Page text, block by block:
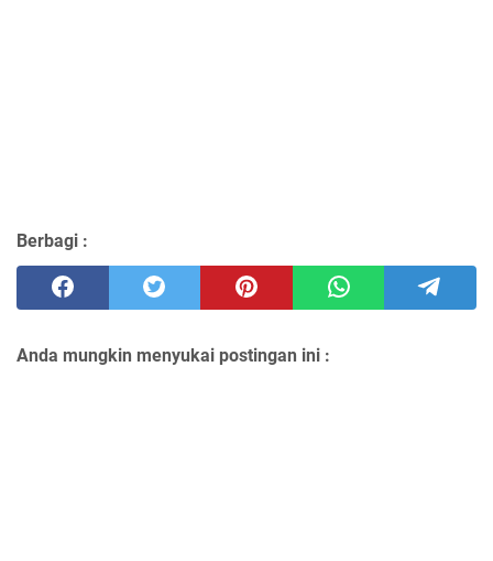
Berbagi :
Anda mungkin menyukai postingan ini :